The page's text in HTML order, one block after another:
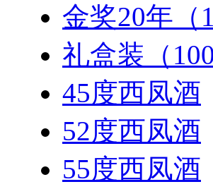
金奖20年（
礼盒装（
45度西凤酒
52度西凤酒
55度西凤酒